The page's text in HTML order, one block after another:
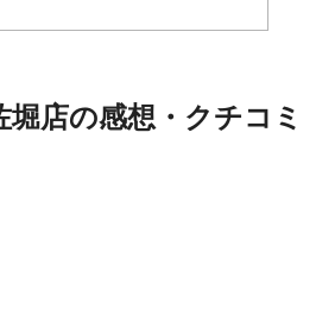
店の感想・クチコミ